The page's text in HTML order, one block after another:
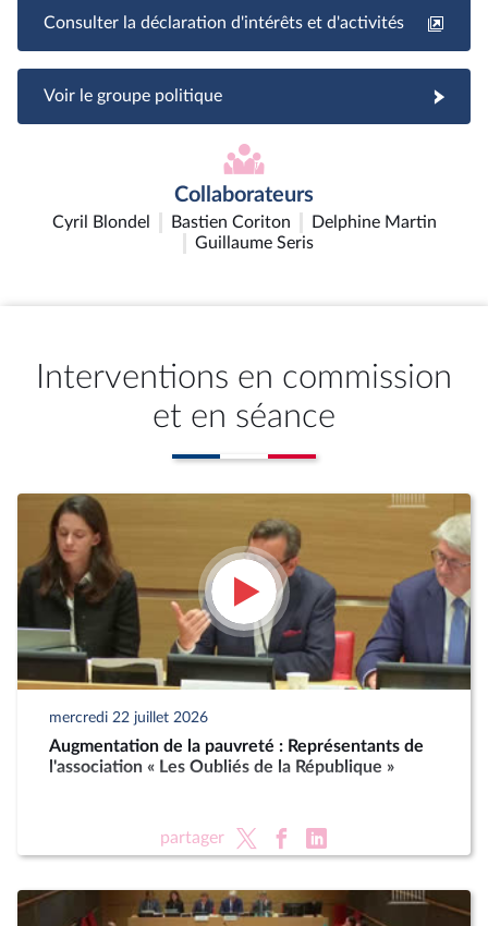
Consulter la déclaration d'intérêts et d'activités
Voir le groupe politique
Collaborateurs
Cyril Blondel Bastien Coriton
Delphine Martin
Guillaume Seris
Interventions en commission
et en séance
mercredi 22 juillet 2026
Augmentation de la pauvreté : Représentants de
l'association « Les Oubliés de la République »
partager